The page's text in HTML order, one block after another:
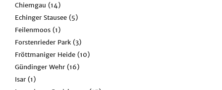
Chiemgau (14)
Echinger Stausee (5)
Feilenmoos (1)
Forstenrieder Park (3)
Fröttmaniger Heide (10)
Gündinger Wehr (16)
Isar (1)